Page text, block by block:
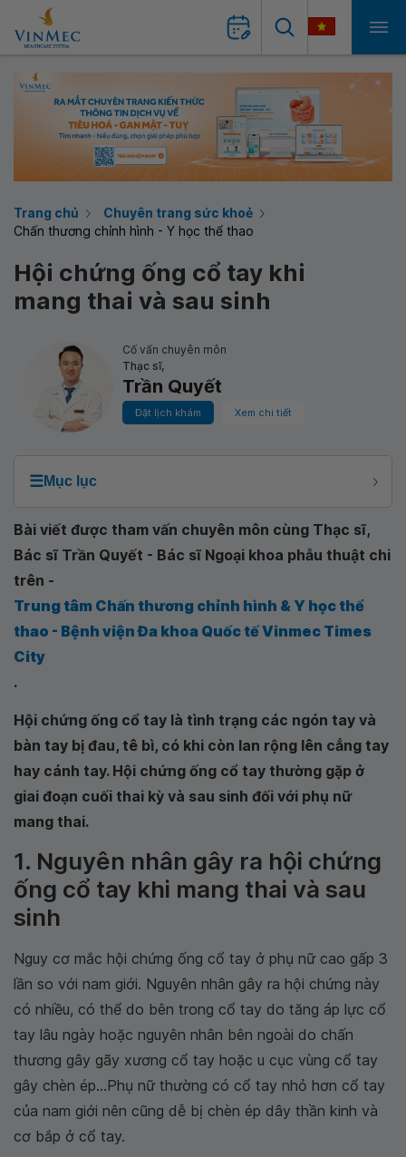
Trang chủ
Chuyên trang sức khoẻ
Chấn thương chỉnh hình - Y học thể thao
Hội chứng ống cổ tay khi
mang thai và sau sinh
Cố vấn chuyên môn
Thạc sĩ,
Trần Quyết
Đặt lịch khám Xem chi tiết
☰Mục lục
Bài viết được tham vấn chuyên môn cùng Thạc sĩ,
Bác sĩ Trần Quyết - Bác sĩ Ngoại khoa phẫu thuật chi
trên -
Trung tâm Chấn thương chỉnh hình & Y học thể
thao - Bệnh viện Đa khoa Quốc tế Vinmec Times
City
.
Hội chứng ống cổ tay là tình trạng các ngón tay và
bàn tay bị đau, tê bì, có khi còn lan rộng lên cẳng tay
hay cánh tay. Hội chứng ống cổ tay thường gặp ở
giai đoạn cuối thai kỳ và sau sinh đối với phụ nữ
mang thai.
1. Nguyên nhân gây ra hội chứng
ống cổ tay khi mang thai và sau
sinh
Nguy cơ mắc hội chứng ống cổ tay ở phụ nữ cao gấp 3
lần so với nam giới. Nguyên nhân gây ra hội chứng này
có nhiều, có thể do bên trong cổ tay do tăng áp lực cổ
tay lâu ngày hoặc nguyên nhân bên ngoài do chấn
thương gây gãy xương cổ tay hoặc u cục vùng cổ tay
gây chèn ép...Phụ nữ thường có cổ tay nhỏ hơn cổ tay
của nam giới nên cũng dễ bị chèn ép dây thần kinh và
cơ bắp ở cổ tay.